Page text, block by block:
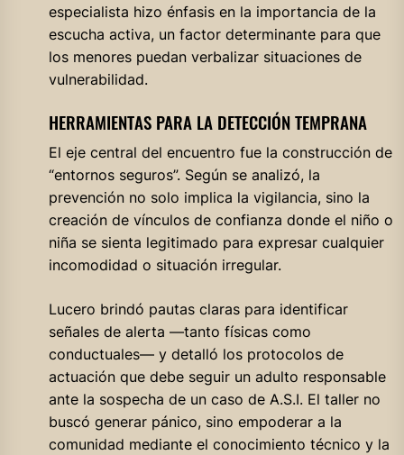
especialista hizo énfasis en la importancia de la
escucha activa, un factor determinante para que
los menores puedan verbalizar situaciones de
vulnerabilidad.
HERRAMIENTAS PARA LA DETECCIÓN TEMPRANA
El eje central del encuentro fue la construcción de
“entornos seguros”. Según se analizó, la
prevención no solo implica la vigilancia, sino la
creación de vínculos de confianza donde el niño o
niña se sienta legitimado para expresar cualquier
incomodidad o situación irregular.
Lucero brindó pautas claras para identificar
señales de alerta —tanto físicas como
conductuales— y detalló los protocolos de
actuación que debe seguir un adulto responsable
ante la sospecha de un caso de A.S.I. El taller no
buscó generar pánico, sino empoderar a la
comunidad mediante el conocimiento técnico y la